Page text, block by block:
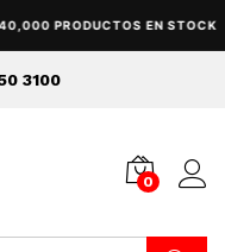
PRODUCTOS EN STOCK
3100
0